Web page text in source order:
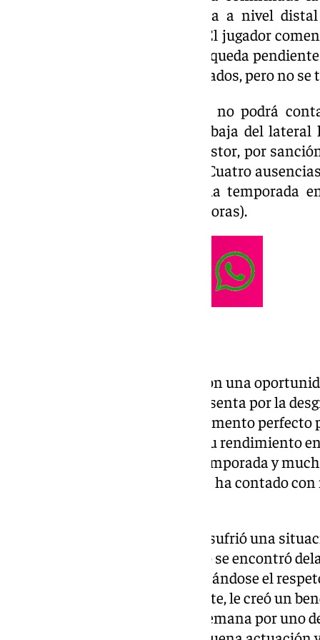
sufre una lesión miotendinosa a nivel
femoral de su pierna derecha. El jugador
instalaciones de La Rosaleda y queda
el club no ha dado plazos estimados, pero no se
De esta forma, Sergio Pellicer no podrá
próximo choque liguero. A la baja del
Lobete por lesión, la de Álex Pastor, por
Cuatro
días para el primer derbi de la temporada
sábado 7 de septiembre, 21:00 horas).
El lateral malagueño contará con una
enfrentamientos. Esto se le presenta por la
Víctor García, pero tendrá el momento
categoría tras las dudas sobre su rendimiento
Sánchez cuajó una buena pretemporada y
primeras jornadas, pero apenas ha contado
La temporada pasada también sufrió una
teórico titular indiscutible, pero se encontró
hasta el final por su puesto, ganándose el
su pundonor y fútbol. Finalmente, le creó un
quien tuvo que decidirse cada semana por uno